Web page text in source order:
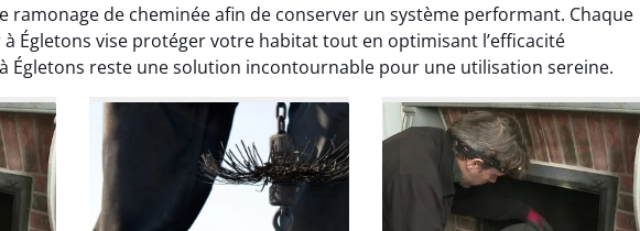
ramonage de cheminée afin de conserver un système performant. Chaque
Égletons vise protéger votre habitat tout en optimisant l’efficacité
Égletons reste une solution incontournable pour une utilisation sereine.
Nicolas Perrin
22 janvier 2026
Intervention rapide et très
propre pour le ramonage
débistrage. On sent tout de
suite la différence au niveau
Yannick Morel
12 juillet 2025
Intervention très efficace
pour le ramonage débistrage
de ma cheminée. Le tirage
est nettement meilleur et